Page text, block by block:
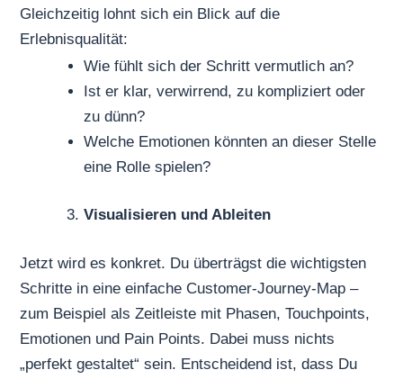
Gleichzeitig lohnt sich ein Blick auf die
Erlebnisqualität:
Wie fühlt sich der Schritt vermutlich an?
Ist er klar, verwirrend, zu kompliziert oder
zu dünn?
Welche Emotionen könnten an dieser Stelle
eine Rolle spielen?
Visualisieren und Ableiten
Jetzt wird es konkret. Du überträgst die wichtigsten
Schritte in eine einfache Customer-Journey-Map –
zum Beispiel als Zeitleiste mit Phasen, Touchpoints,
Emotionen und Pain Points. Dabei muss nichts
„perfekt gestaltet“ sein. Entscheidend ist, dass Du